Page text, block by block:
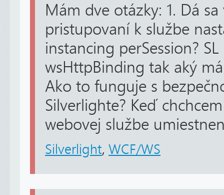
Mám dve otázky: 1. Dá
pristupovaní k službe
instancing perSession?
wsHttpBinding tak aký
Ako to funguje s
Silverlighte? Keď
webovej službe
Silverlight, WCF/WS